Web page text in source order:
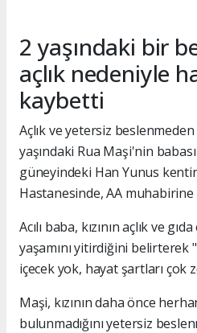
2 yaşındaki bir
açlık nedeniyle
kaybetti
Açlık ve yetersiz
yaşındaki Rua Maşi'nin
güneyindeki Han Yunus
Hastanesinde, AA muhabirine
Acılı baba, kızının açlık ve
yaşamını yitirdiğini belirterek
içecek yok, hayat şartları çok
Maşi, kızının daha önce
bulunmadığını yetersiz